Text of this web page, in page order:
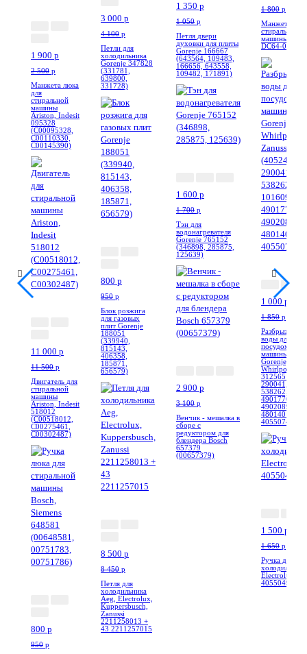
1 900 p
2 500 p
Манжета люка
для
стиральной
машины
Ariston, Indesit
095328
(C00095328,
C00110330,
C00145390)
11 000 p
11 500 p
Двигатель для
стиральной
машины
Ariston, Indesit
518012
(C00518012,
C00275461,
C00302487)
800 p
950 p
3 000 p
4 100 p
Петли для
холодильника
Gorenje 347828
(331781,
639800,
331728)
800 p
950 p
Блок розжига
для газовых
плит Gorenje
188051
(339940,
815143,
406358,
185871,
656579)
8 500 p
8 450 p
Петля для
холодильника
Aeg, Electrolux,
Kuppersbusch,
Zanussi
2211258013 +
43 2211257015
1 350 p
1 050 p
Петля двери
духовки для плиты
Gorenje 166667
(643564, 109483,
166656, 643558,
109482, 171891)
1 600 p
1 700 p
Тэн для
водонагревателя
Gorenje 765152
(346898, 285875,
125639)
2 900 p
3 100 p
Венчик - мешалка в
сборе с
редуктором для
блендера Bosch
657379
(00657379)
1 800 p
Манжета
стиральной
машины
DC64-
1 000 p
1 850 p
воды для
машины
Gorenje,
Whirlpool,
312565
290041,
538262,
49017700,
49020898,
4055074423)
1 500 p
1 650 p
Ручка для
холодильника
Electrolux
4055049946